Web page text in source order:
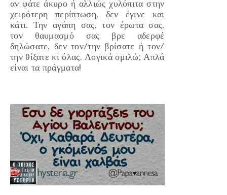
αν φάτε άκυρο ή αλλιώς χυλόπιτα στην
χειρότερη περίπτωση, δεν έγινε και
κάτι. Την αγάπη σας, τον έρωτα σας,
τον θαυμασμό σας βρε αδερφέ
δηλώσατε, δεν τον/την βρίσατε ή τον/
την θίξατε κι όλας. Λογικά ομιλώ; Απλά
είναι τα πράγματα!